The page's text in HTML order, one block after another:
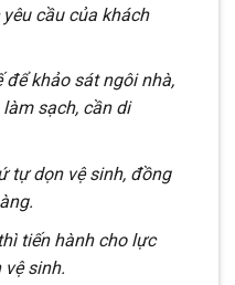
cầu của khách
để khảo sát ngôi nhà,
sạch, cần di
tự dọn vệ sinh, đồng
tiến hành cho lực
sinh.